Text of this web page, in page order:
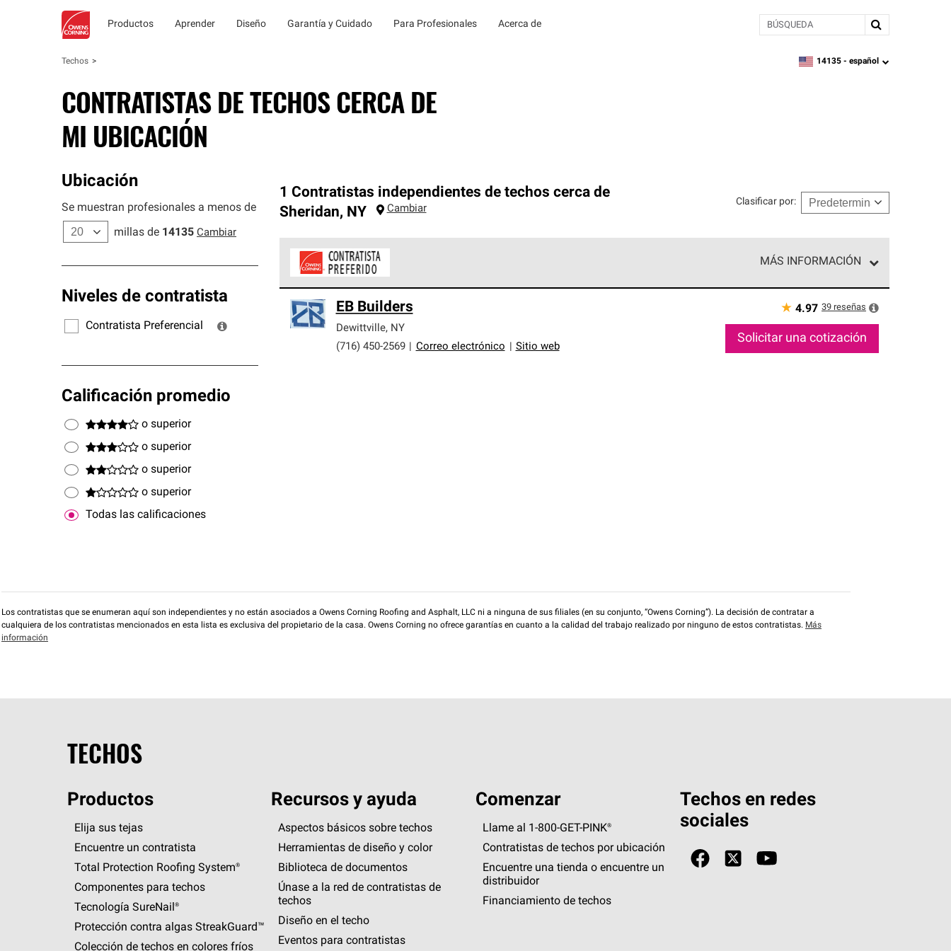
Productos Aprender Diseño Garantía y Cuidado Para Profesionales Acerca de BÚSQUEDA
Techos zipcode,language
14135 - español
CONTRATISTAS DE TECHOS CERCA DE
MI UBICACIÓN
Ubicación
Se muestran profesionales a menos de
millas de 14135 Cambiar
Niveles de contratista
Contratista Preferencial
Calificación promedio
o superior
o superior
o superior
o superior
Todas las calificaciones
1 Contratistas independientes de techos cerca de
Sheridan, NY Cambiar
Clasificar por:
MÁS INFORMACIÓN
cumplen con altos estándares y requisitos estrictos de profesionalismo y confiabilidad.
EB Builders
Dewittville, NY
(716) 450-2569
Correo electrónico Sitio web
★ 4.97 39 reseñas
Solicitar una cotización
Los contratistas que se enumeran aquí son independientes y no están asociados a Owens Corning Roofing and Asphalt, LLC ni a ninguna de sus filiales (en su conjunto, “Owens Corning”). La decisión de contratar a
cualquiera de los contratistas mencionados en esta lista es exclusiva del propietario de la casa. Owens Corning no ofrece garantías en cuanto a la calidad del trabajo realizado por ninguno de estos contratistas. Más
información
TECHOS
Productos
Elija sus tejas
Encuentre un contratista
Total Protection Roofing System®
Componentes para techos
Tecnología SureNail®
Protección contra algas StreakGuard™
Colección de techos en colores fríos
Recursos y ayuda
Aspectos básicos sobre techos
Herramientas de diseño y color
Biblioteca de documentos
Únase a la red de contratistas de
techos
Diseño en el techo
Eventos para contratistas
Comenzar
Llame al 1-800-GET -PINK®
Contratistas de techos por ubicación
Encuentre una tienda o encuentre un
distribuidor
Financiamiento de techos
Techos en redes
sociales